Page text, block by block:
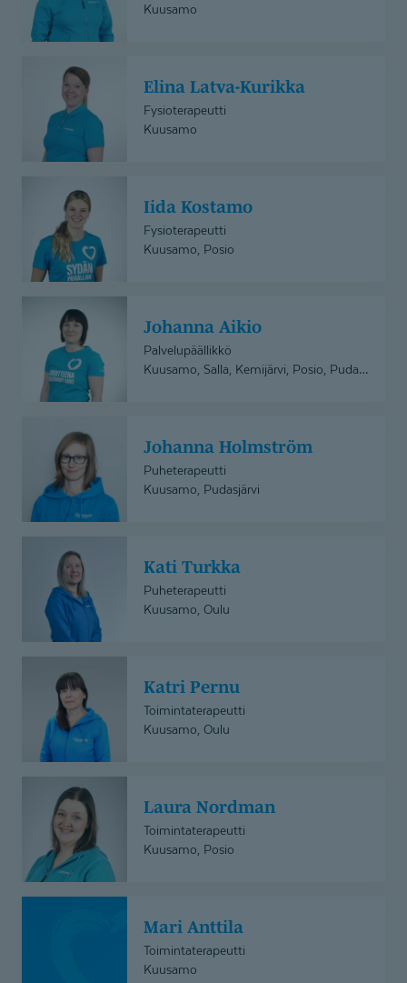
Kuusamo
Kurikka
Elina Latva-Kurikka
Fysioterapeutti
Kuusamo
Kostamo
Iida Kostamo
Fysioterapeutti
Kuusamo, Posio
Johanna
Johanna Aikio
Palvelupäällikkö
Kuusamo, Salla, Kemijärvi, Posio, Pudasjärvi
Holmström
Johanna Holmström
Puheterapeutti
Kuusamo, Pudasjärvi
Turkka
Kati Turkka
Puheterapeutti
Kuusamo, Oulu
Pernu
Katri Pernu
Toimintaterapeutti
Kuusamo, Oulu
Nordman
Laura Nordman
Toimintaterapeutti
Kuusamo, Posio
Mari Anttila
Toimintaterapeutti
Kuusamo